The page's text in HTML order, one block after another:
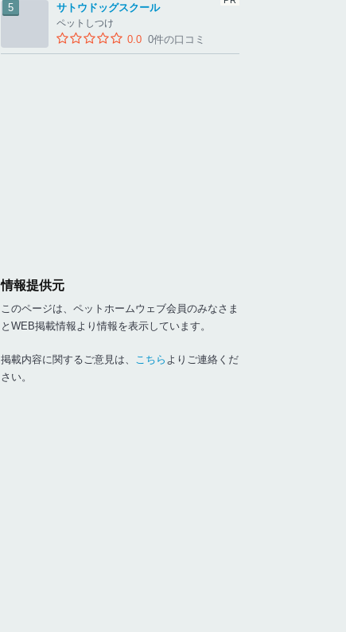
サトウドッグスクール
ペットしつけ
0.0 0件の口コミ
情報提供元
このページは、ペットホームウェブ会員のみなさま
とWEB掲載情報より情報を表示しています。
掲載内容に関するご意見は、 こちら よりご連絡くだ
さい。